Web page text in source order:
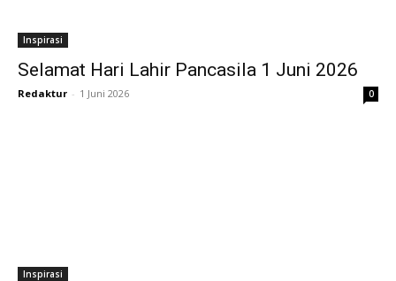
Inspirasi
Selamat Hari Lahir Pancasila 1 Juni 2026
Redaktur - 1 Juni 2026 0
Inspirasi